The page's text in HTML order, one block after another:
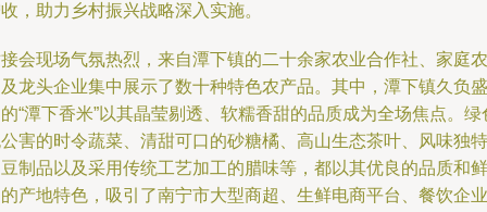
，助力乡村振兴战略深入实施。
会现场气氛热烈，来自潭下镇的二十余家农业合作社、家庭农
龙头企业集中展示了数十种特色农产品。其中，潭下镇久负盛
“潭下香米”以其晶莹剔透、软糯香甜的品质成为全场焦点。绿
害的时令蔬菜、清甜可口的砂糖橘、高山生态茶叶、风味独特
制品以及采用传统工艺加工的腊味等，都以其优良的品质和鲜
产地特色，吸引了南宁市大型商超、生鲜电商平台、餐饮企业